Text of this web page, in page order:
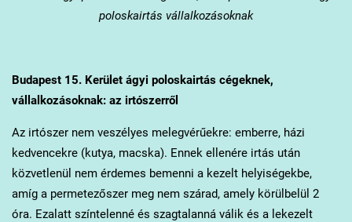
poloskairtás vállalkozásoknak
Budapest 15. Kerületágyi poloskairtás cégeknek,
vállalkozásoknak: az irtószerről
Az irtószer nem veszélyes melegvérűekre: emberre, házi
kedvencekre (kutya, macska). Ennek ellenére irtás után
közvetlenül nem érdemes bemenni a kezelt helyiségekbe,
amíg a permetezőszer meg nem szárad, amely körülbelül 2
óra. Ezalatt színtelenné és szagtalanná válik és a lekezelt